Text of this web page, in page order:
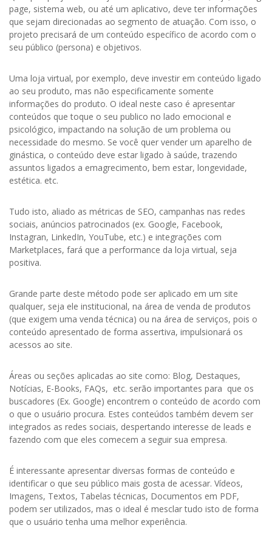
page, sistema web, ou até um aplicativo, deve ter informações
que sejam direcionadas ao segmento de atuação. Com isso, o
projeto precisará de um conteúdo específico de acordo com o
seu público (persona) e objetivos.
Uma loja virtual, por exemplo, deve investir em conteúdo ligado
ao seu produto, mas não especificamente somente
informações do produto. O ideal neste caso é apresentar
conteúdos que toque o seu publico no lado emocional e
psicológico, impactando na solução de um problema ou
necessidade do mesmo. Se você quer vender um aparelho de
ginástica, o conteúdo deve estar ligado à saúde, trazendo
assuntos ligados a emagrecimento, bem estar, longevidade,
estética. etc.
Tudo isto, aliado as métricas de SEO, campanhas nas redes
sociais, anúncios patrocinados (ex. Google, Facebook,
Instagran, LinkedIn, YouTube, etc.) e integrações com
Marketplaces, fará que a performance da loja virtual, seja
positiva.
Grande parte deste método pode ser aplicado em um site
qualquer, seja ele institucional, na área de venda de produtos
(que exigem uma venda técnica) ou na área de serviços, pois o
conteúdo apresentado de forma assertiva, impulsionará os
acessos ao site.
Áreas ou seções aplicadas ao site como: Blog, Destaques,
Notícias, E-Books, FAQs, etc. serão importantes para que os
buscadores (Ex. Google) encontrem o conteúdo de acordo com
o que o usuário procura. Estes conteúdos também devem ser
integrados as redes sociais, despertando interesse de leads e
fazendo com que eles comecem a seguir sua empresa.
É interessante apresentar diversas formas de conteúdo e
identificar o que seu público mais gosta de acessar. Vídeos,
Imagens, Textos, Tabelas técnicas, Documentos em PDF,
podem ser utilizados, mas o ideal é mesclar tudo isto de forma
que o usuário tenha uma melhor experiência.